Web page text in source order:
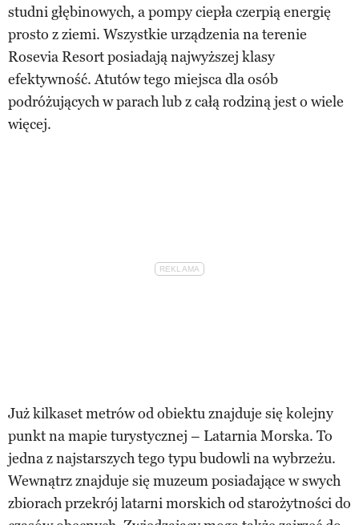
studni głębinowych, a pompy ciepła czerpią energię
prosto z ziemi. Wszystkie urządzenia na terenie
Rosevia Resort posiadają najwyższej klasy
efektywność. Atutów tego miejsca dla osób
podróżujących w parach lub z całą rodziną jest o wiele
więcej.
Już kilkaset metrów od obiektu znajduje się kolejny
punkt na mapie turystycznej – Latarnia Morska. To
jedna z najstarszych tego typu budowli na wybrzeżu.
Wewnątrz znajduje się muzeum posiadające w swych
zbiorach przekrój latarni morskich od starożytności do